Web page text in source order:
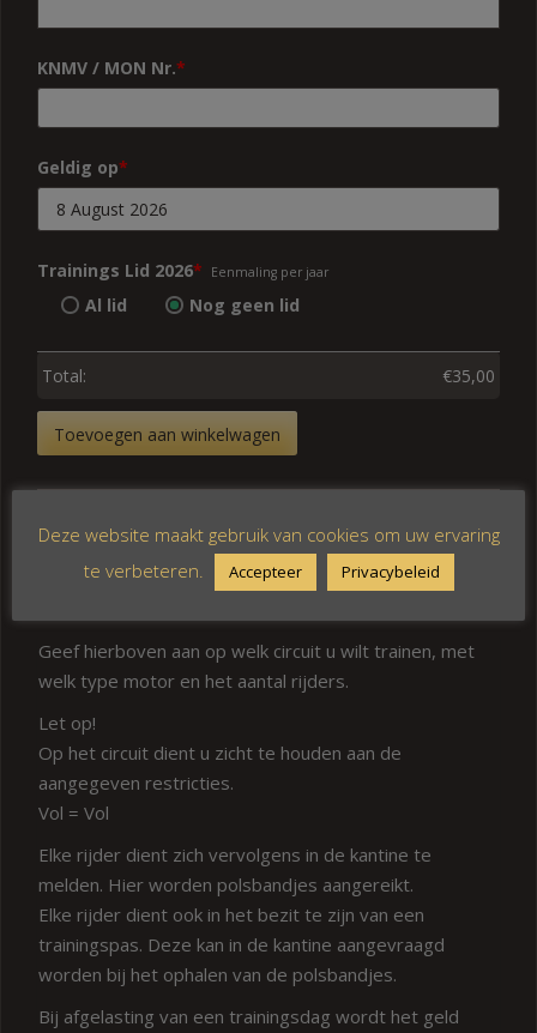
KNMV / MON Nr.*
Geldig op*
Trainings Lid 2026* Eenmaling per jaar
Al lid Nog geen lid
Total: €35,00
Pan
zaterdag
aantal
Toevoegen aan winkelwagen
Geef hierboven aan op welk circuit u wilt trainen, met
welk type motor en het aantal rijders.
Let op!
Op het circuit dient u zicht te houden aan de
aangegeven restricties.
Vol = Vol
Elke rijder dient zich vervolgens in de kantine te
melden. Hier worden polsbandjes aangereikt.
Elke rijder dient ook in het bezit te zijn van een
trainingspas. Deze kan in de kantine aangevraagd
worden bij het ophalen van de polsbandjes.
Bij afgelasting van een trainingsdag wordt het geld
Deze website maakt gebruik van cookies om uw ervaring
te verbeteren.
Accepteer Privacybeleid